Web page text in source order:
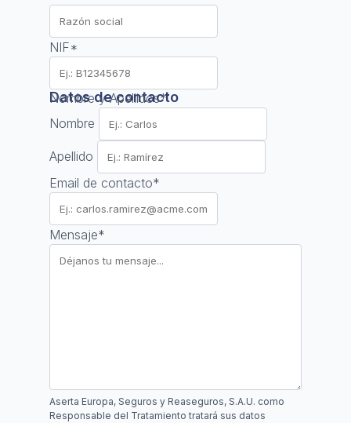
NIF*
Datos de contacto
Nombre y Apellidos*
Nombre
Apellido
Email de contacto*
Mensaje*
Aserta Europa, Seguros y Reaseguros, S.A.U. como
Responsable del Tratamiento tratará sus datos